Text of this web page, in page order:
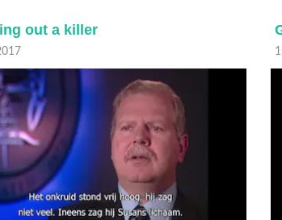
out a killer